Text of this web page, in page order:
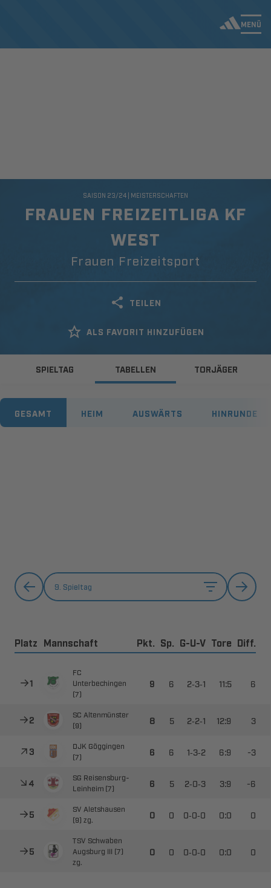
MENÜ
FRAUEN FREIZEITLIGA KF
WEST
Frauen Freizeitsport
SAISON 23/24 | MEISTERSCHAFTEN
TEILEN
ALS FAVORIT HINZUFÜGEN
SPIELTAG TABELLEN TORJÄGER
GESAMT HEIM AUSWÄRTS HINRUNDE
9. Spieltag
Platz Mannschaft Pkt. Sp. G-U-V Tore Diff.




  --  

 

  --  

 

  --  ​

 ​
 
  --  ​

 
 
  --  

 
  

  --  